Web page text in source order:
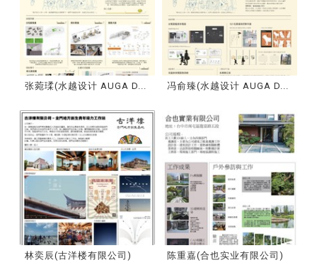
张菀瑈(水越设计 AUGA D... 冯俞臻(水越设计 AUGA D...
林奕辰(古洋楼有限公司) 陈重嘉(合也实业有限公司)